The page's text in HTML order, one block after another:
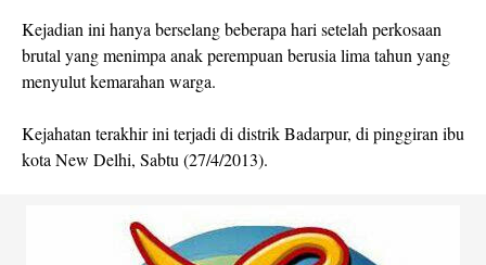
Kejadian ini hanya berselang beberapa hari setelah perkosaan
brutal yang menimpa anak perempuan berusia lima tahun yang
menyulut kemarahan warga.
Kejahatan terakhir ini terjadi di distrik Badarpur, di pinggiran ibu
kota New Delhi, Sabtu (27/4/2013).